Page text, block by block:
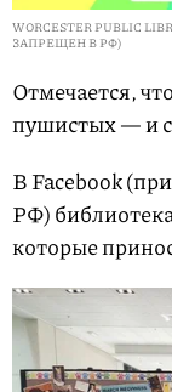
WORCESTER PUBLIC
ЗАПРЕЩЕН В РФ)
Отмечается,
пушистых — и
В Facebook
РФ)
которые